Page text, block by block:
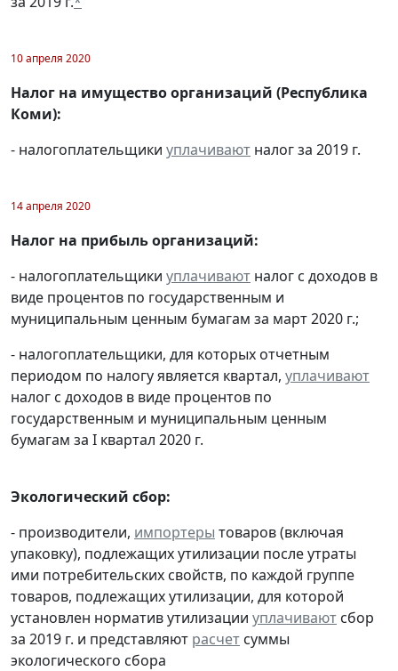
10 апреля 2020
Налог на имущество организаций (Республика
Коми):
- налогоплательщики уплачивают налог за 2019 г.
14 апреля 2020
Налог на прибыль организаций:
- налогоплательщики уплачивают налог с доходов в
виде процентов по государственным и
муниципальным ценным бумагам за март 2020 г.;
- налогоплательщики, для которых отчетным
периодом по налогу является квартал, уплачивают
налог с доходов в виде процентов по
государственным и муниципальным ценным
бумагам за I квартал 2020 г.
Экологический сбор:
- производители, импортеры товаров (включая
упаковку), подлежащих утилизации после утраты
ими потребительских свойств, по каждой группе
товаров, подлежащих утилизации, для которой
установлен норматив утилизации уплачивают сбор
за 2019 г. и представляют расчет суммы
экологического сбора